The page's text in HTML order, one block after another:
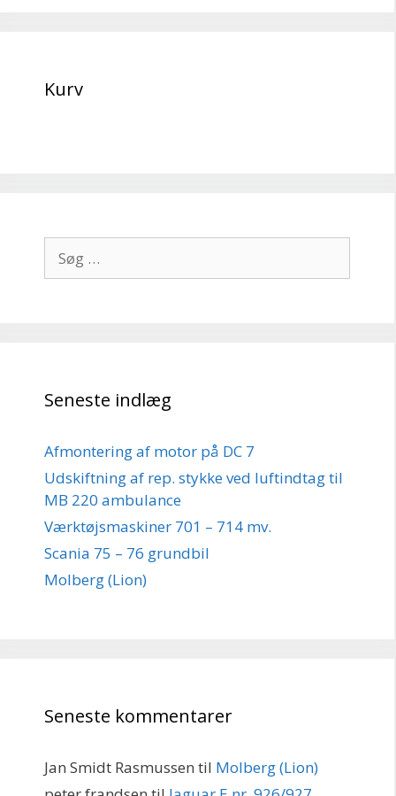
Kurv
efter:
Seneste indlæg
Afmontering af motor på DC 7
Udskiftning af rep. stykke ved luftindtag til
MB 220 ambulance
Værktøjsmaskiner 701 – 714 mv.
Scania 75 – 76 grundbil
Molberg (Lion)
Seneste kommentarer
Jan Smidt Rasmussen til Molberg (Lion)